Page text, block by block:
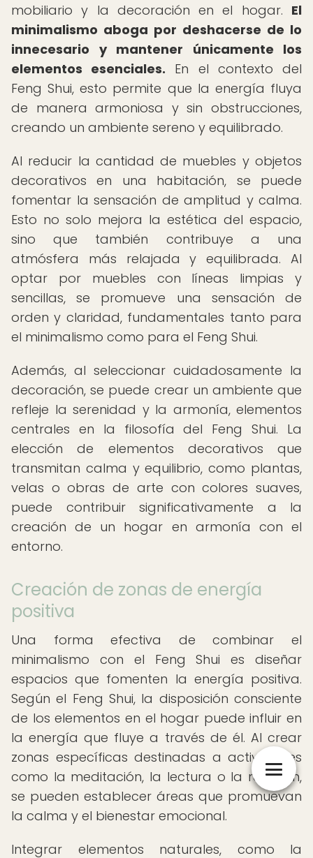
mobiliario y la decoración en el hogar. El
minimalismo aboga por deshacerse de lo
innecesario y mantener únicamente los
elementos esenciales. En el contexto del
Feng Shui, esto permite que la energía fluya
de manera armoniosa y sin obstrucciones,
creando un ambiente sereno y equilibrado.
Al reducir la cantidad de muebles y objetos
decorativos en una habitación, se puede
fomentar la sensación de amplitud y calma.
Esto no solo mejora la estética del espacio,
sino que también contribuye a una
atmósfera más relajada y equilibrada. Al
optar por muebles con líneas limpias y
sencillas, se promueve una sensación de
orden y claridad, fundamentales tanto para
el minimalismo como para el Feng Shui.
Además, al seleccionar cuidadosamente la
decoración, se puede crear un ambiente que
refleje la serenidad y la armonía, elementos
centrales en la filosofía del Feng Shui. La
elección de elementos decorativos que
transmitan calma y equilibrio, como plantas,
velas o obras de arte con colores suaves,
puede contribuir significativamente a la
creación de un hogar en armonía con el
entorno.
Creación de zonas de energía
positiva
Una forma efectiva de combinar el
minimalismo con el Feng Shui es diseñar
espacios que fomenten la energía positiva.
Según el Feng Shui, la disposición consciente
de los elementos en el hogar puede influir en
la energía que fluye a través de él. Al crear
zonas específicas destinadas a actividades
como la meditación, la lectura o la reflexión,
se pueden establecer áreas que promuevan
la calma y el bienestar emocional.
Integrar elementos naturales, como la